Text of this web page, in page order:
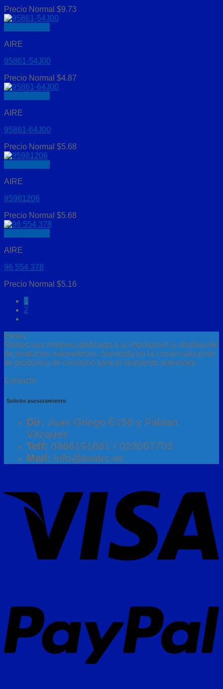
Precio Normal $9.73
AIRE
95861-54J00
Precio Normal $4.87
AIRE
95861-64J00
Precio Normal $5.68
AIRE
95981206
Precio Normal $5.68
AIRE
96 554 378
Precio Normal $5.16
1
2
Ewarc
Somos una empresa dedicada a la importación y distribución
de productos automotrices, orientada en la comercialización
de productos de consumo para el segmento automotor.
Contacto
Solicite asesoramiento
Dir: Juan Griego E159 y Fabian
Vázquez
Telf: 0986191681 / 023057703
Mail: info@ewarc.ec